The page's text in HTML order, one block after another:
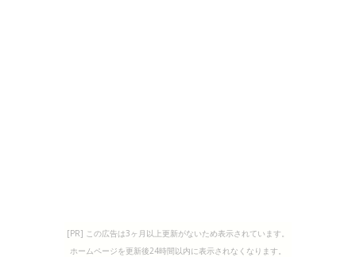
[PR] この広告は3ヶ月以上更新がないため表示されています。
ホームページを更新後24時間以内に表示されなくなります。